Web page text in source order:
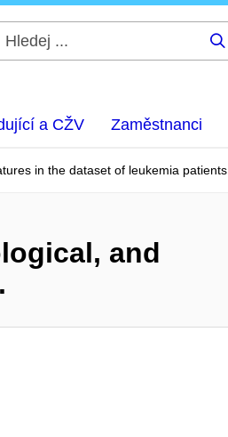
a CŽV Zaměstnanci
in the dataset of leukemia patients.
and